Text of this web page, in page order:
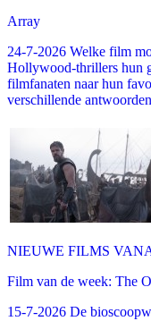
Array
24-7-2026 Welke film
Hollywood-thrillers hun
filmfanaten naar hun
verschillende
NIEUWE FILMS
Film van de week: The
15-7-2026 De